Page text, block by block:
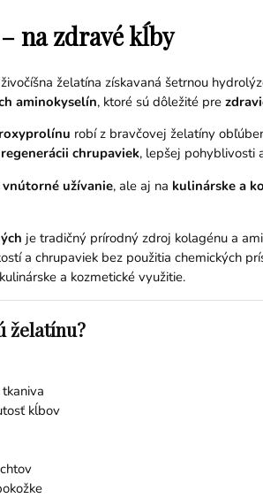
na zdravé kĺby
želatína získavaná šetrnou
aminokyselín, ktoré sú dôležité pre
robí z bravčovej želatíny
regenerácii chrupaviek, lepšej pohyblivosti
vnútorné užívanie, ale aj na kulinárske a
je tradičný prírodný zdroj kolagénu a
a chrupaviek bez použitia chemických
a kozmetické využitie.
želatínu?
kĺbov